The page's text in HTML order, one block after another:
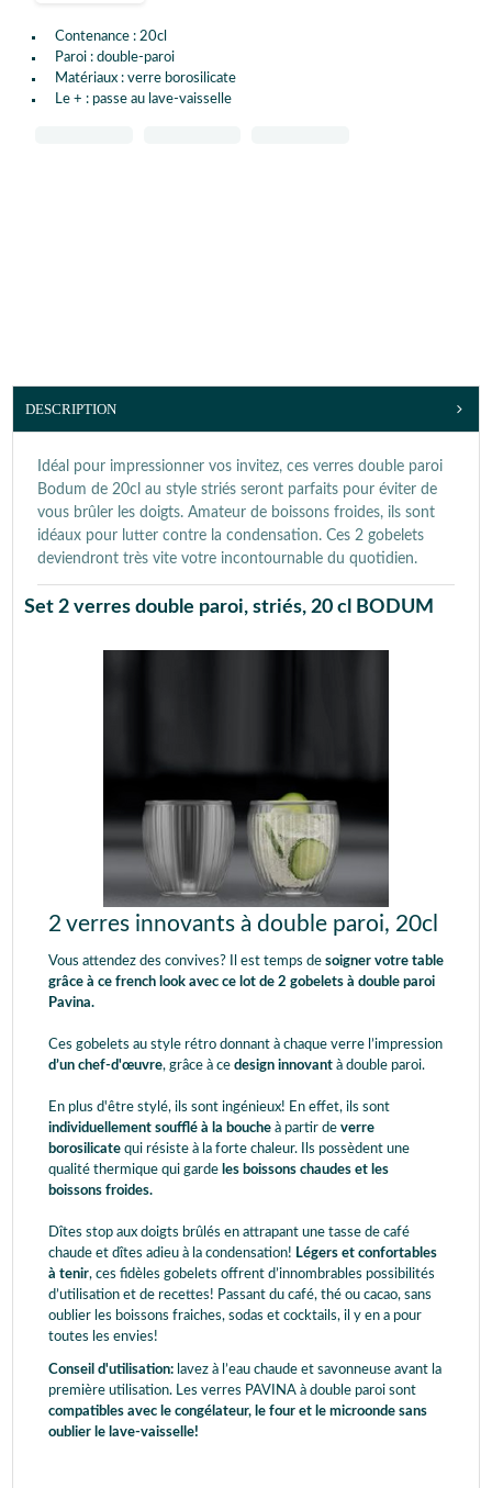
Contenance : 20cl
Paroi : double-paroi
Matériaux : verre borosilicate
Le + : passe au lave-vaisselle
DESCRIPTION
Idéal pour impressionner vos invitez, ces verres double paroi
Bodum de 20cl au style striés seront parfaits pour éviter de
vous brûler les doigts. Amateur de boissons froides, ils sont
idéaux pour lutter contre la condensation. Ces 2 gobelets
deviendront très vite votre incontournable du quotidien.
Set 2 verres double paroi, striés, 20 cl BODUM
2 verres innovants à double paroi, 20cl
Vous attendez des convives? Il est temps de soigner votre table
grâce à ce french look avec ce lot de 2 gobelets à double paroi
Pavina.
Ces gobelets au style rétro donnant à chaque verre l’impression
d’un chef-d'œuvre, grâce à ce design innovant à double paroi.
En plus d'être stylé, ils sont ingénieux! En effet, ils sont
individuellement soufflé à la bouche à partir de verre
borosilicate qui résiste à la forte chaleur. Ils possèdent une
qualité thermique qui garde les boissons chaudes et les
boissons froides.
Dîtes stop aux doigts brûlés en attrapant une tasse de café
chaude et dîtes adieu à la condensation! Légers et confortables
à tenir, ces fidèles gobelets offrent d’innombrables possibilités
d’utilisation et de recettes! Passant du café, thé ou cacao, sans
oublier les boissons fraiches, sodas et cocktails, il y en a pour
toutes les envies!
Conseil d'utilisation: lavez à l’eau chaude et savonneuse avant la
première utilisation. Les verres PAVINA à double paroi sont
compatibles avec le congélateur, le four et le microonde sans
oublier le lave-vaisselle!